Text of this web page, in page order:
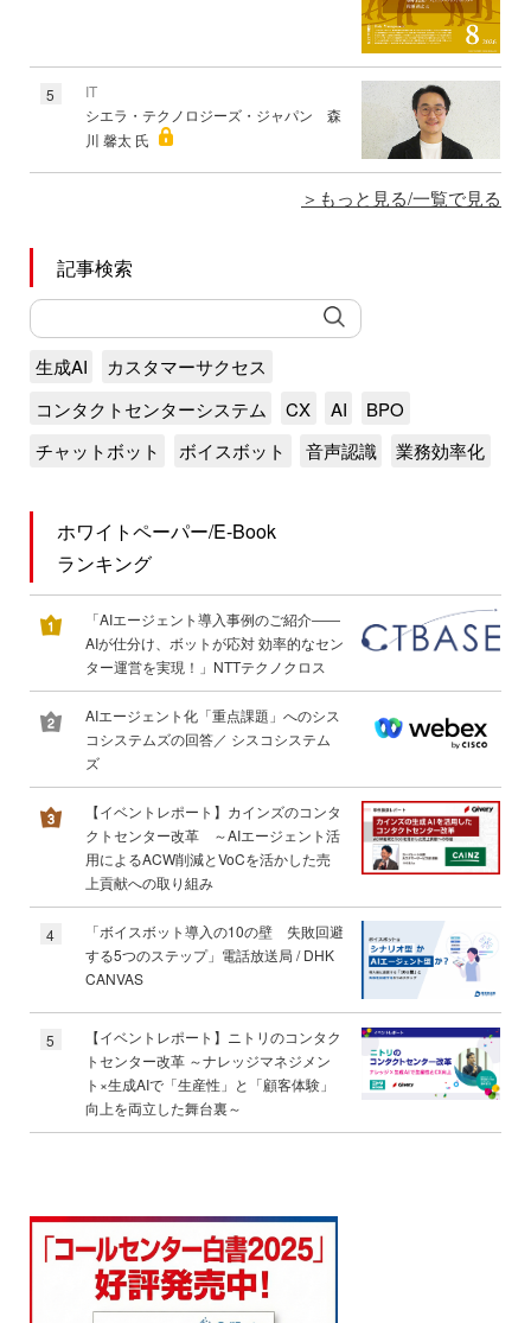
5
IT
シエラ・テクノロジーズ・ジャパン 森
川 馨太 氏
もっと見る/一覧で見る
記事検索
生成AI
カスタマーサクセス
コンタクトセンターシステム
CX AI
BPO
チャットボット
ボイスボット 音声認識 業務効率化
ホワイトペーパー/E-Book
ランキング
「AIエージェント導入事例のご紹介――
AIが仕分け、ボットが応対 効率的なセン
ター運営を実現！」NTTテクノクロス
AIエージェント化「重点課題」へのシス
コシステムズの回答／ シスコシステム
ズ
【イベントレポート】カインズのコンタ
クトセンター改革 ～AIエージェント活
用によるACW削減とVoCを活かした売
上貢献への取り組み
4
「ボイスボット導入の10の壁 失敗回避
する5つのステップ」電話放送局 / DHK
CANVAS
5
【イベントレポート】ニトリのコンタク
トセンター改革 ～ナレッジマネジメン
ト×生成AIで「生産性」と「顧客体験」
向上を両立した舞台裏～